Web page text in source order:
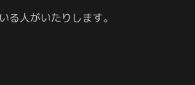
る人がいたりします。